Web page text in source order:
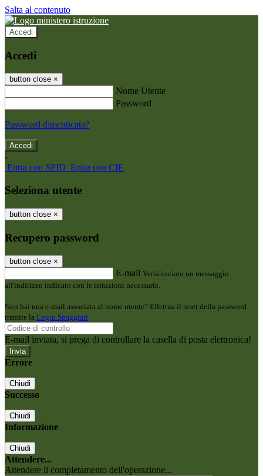
Salta al contenuto
Accedi
Accedi
button close ×
Nome Utente
Password
Password dimenticata?
-
Entra con SPID Entra con CIE
Seleziona utente
button close ×
Recupero password
button close ×
E-mail Verrà inviato un messaggio
all'indirizzo indicato con le istruzioni necessarie.
Non hai una e-mail associata al nome utente? Effettua il reset della password
tramite la Login Spaggiari
E-mail inviata, si prega di controllare la casella di posta elettronica!
Errore
Chiudi
Successo
Chiudi
Informazione
Chiudi
Attendere...
Attendere il completamento dell'operazione...